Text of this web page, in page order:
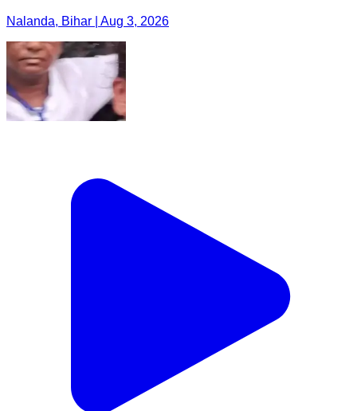
Nalanda, Bihar | Aug 3, 2026